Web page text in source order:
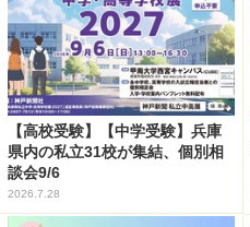
【高校受験】【中学受験】兵庫
県内の私立31校が集結、個別相
談会9/6
2026.7.28